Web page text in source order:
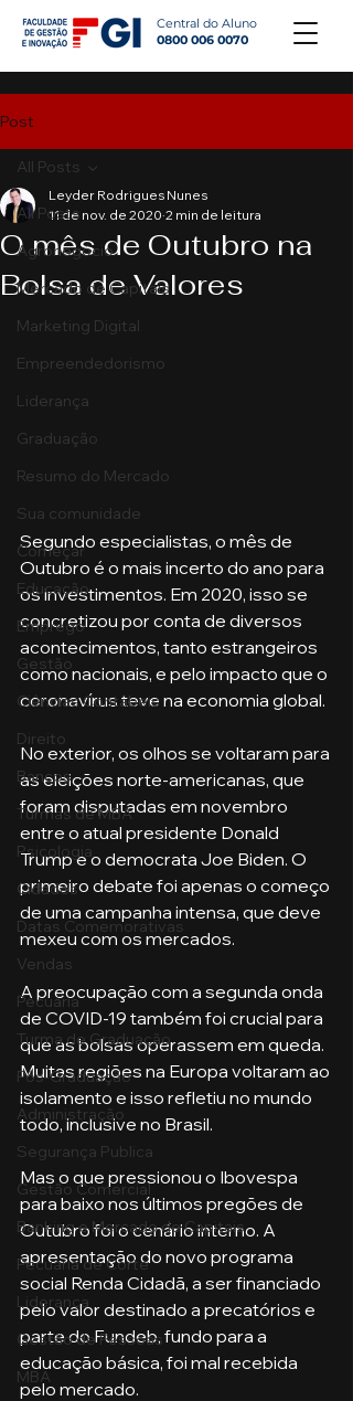
Central do Aluno
0800 006 0070
Post
All Posts
Agronegócio
Mercado de Capitais
Marketing Digital
Empreendedorismo
Liderança
Graduação
Resumo do Mercado
Sua comunidade
Começar
Educação
Emprego
Gestão
Ciências Contábeis
Direito
Bancos
Turmas de MBA
Psicologia
Cidades
Datas Comemorativas
Vendas
Pecuária
Turma de Graduação
Pós-Graduação
Administração
Segurança Publica
Gestão Comercial
Banking e Mercado de Capitais
Pecuária de Corte
Liderança
Gestão de Pessoas
MBA
All Posts
O mês de Outubro na
Bolsa de Valores
Leyder Rodrigues Nunes
11 de nov. de 2020 2 min de leitura
Segundo especialistas, o mês de
Outubro é o mais incerto do ano para
os investimentos. Em 2020, isso se
concretizou por conta de diversos
acontecimentos, tanto estrangeiros
como nacionais, e pelo impacto que o
coronavírus teve na economia global.
No exterior, os olhos se voltaram para
as eleições norte-americanas, que
foram disputadas em novembro
entre o atual presidente Donald
Trump e o democrata Joe Biden. O
primeiro debate foi apenas o começo
de uma campanha intensa, que deve
mexeu com os mercados.
A preocupação com a segunda onda
de COVID-19 também foi crucial para
que as bolsas operassem em queda.
Muitas regiões na Europa voltaram ao
isolamento e isso refletiu no mundo
todo, inclusive no Brasil.
Mas o que pressionou o Ibovespa
para baixo nos últimos pregões de
Outubro foi o cenário interno. A
apresentação do novo programa
social Renda Cidadã, a ser financiado
pelo valor destinado a precatórios e
parte do Fundeb, fundo para a
educação básica, foi mal recebida
pelo mercado.